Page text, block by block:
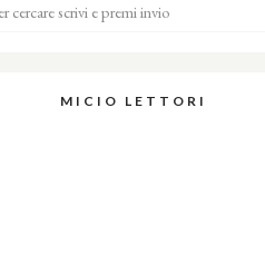
MICIO LETTORI